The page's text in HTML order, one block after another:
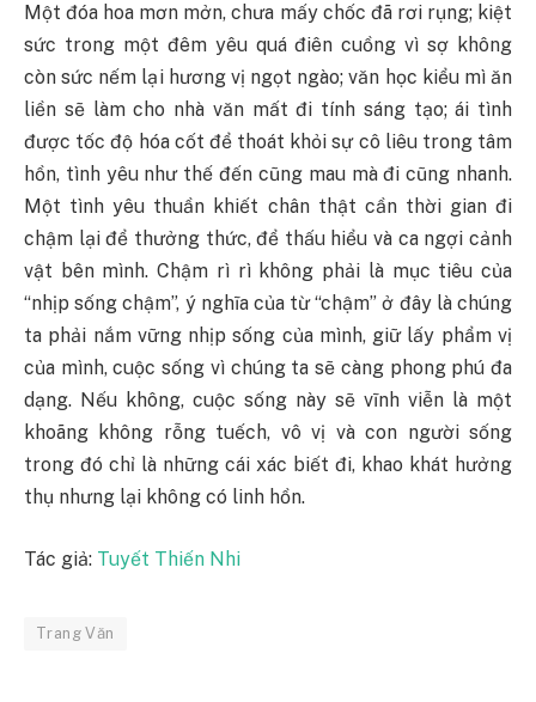
Một đóa hoa mơn mởn, chưa mấy chốc đã rơi rụng; kiệt
sức trong một đêm yêu quá điên cuồng vì sợ không
còn sức nếm lại hương vị ngọt ngào; văn học kiểu mì ăn
liền sẽ làm cho nhà văn mất đi tính sáng tạo; ái tình
được tốc độ hóa cốt để thoát khỏi sự cô liêu trong tâm
hồn, tình yêu như thế đến cũng mau mà đi cũng nhanh.
Một tình yêu thuần khiết chân thật cần thời gian đi
chậm lại để thưởng thức, để thấu hiểu và ca ngợi cảnh
vật bên mình. Chậm rì rì không phải là mục tiêu của
“nhịp sống chậm”, ý nghĩa của từ “chậm” ở đây là chúng
ta phải nắm vững nhịp sống của mình, giữ lấy phẩm vị
của mình, cuộc sống vì chúng ta sẽ càng phong phú đa
dạng. Nếu không, cuộc sống này sẽ vĩnh viễn là một
khoãng không rỗng tuếch, vô vị và con người sống
trong đó chỉ là những cái xác biết đi, khao khát hưởng
thụ nhưng lại không có linh hồn.
Tác giả: Tuyết Thiến Nhi
Trang Văn